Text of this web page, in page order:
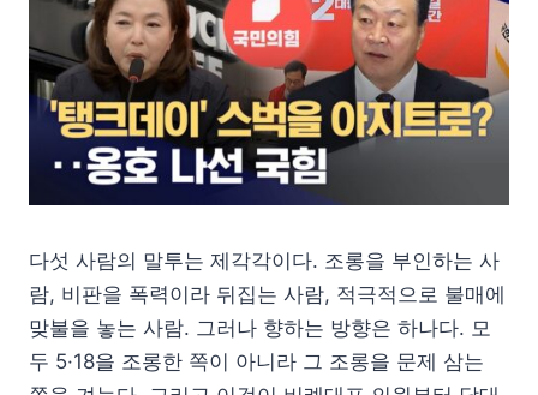
다섯 사람의 말투는 제각각이다. 조롱을 부인하는 사
람, 비판을 폭력이라 뒤집는 사람, 적극적으로 불매에
맞불을 놓는 사람. 그러나 향하는 방향은 하나다. 모
두 5·18을 조롱한 쪽이 아니라 그 조롱을 문제 삼는